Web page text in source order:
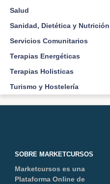
Salud
Sanidad, Dietética y Nutrición
Servicios Comunitarios
Terapias Energéticas
Terapias Holisticas
Turismo y Hostelería
SOBRE MARKETCURSOS
Marketcursos es una
Plataforma Online de